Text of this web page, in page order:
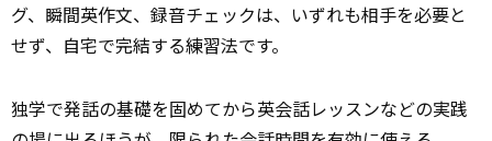
グ、瞬間英作文、録音チェックは、いずれも相手を必要と
せず、自宅で完結する練習法です。
独学で発話の基礎を固めてから英会話レッスンなどの実践